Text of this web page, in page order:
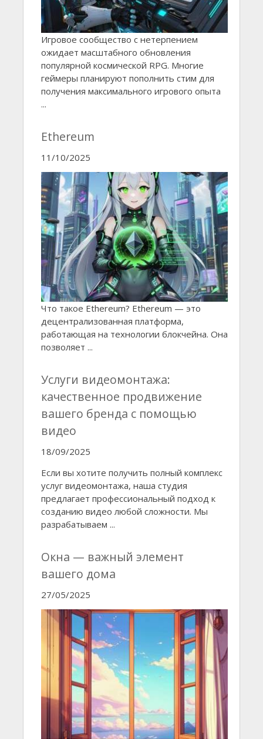
Игровое сообщество с нетерпением
ожидает масштабного обновления
популярной космической RPG. Многие
геймеры планируют пополнить стим для
получения максимального игрового опыта
...
Ethereum
11/10/2025
Что такое Ethereum? Ethereum — это
децентрализованная платформа,
работающая на технологии блокчейна. Она
позволяет ...
Услуги видеомонтажа:
качественное продвижение
вашего бренда с помощью
видео
18/09/2025
Если вы хотите получить полный комплекс
услуг видеомонтажа, наша студия
предлагает профессиональный подход к
созданию видео любой сложности. Мы
разрабатываем ...
Окна — важный элемент
вашего дома
27/05/2025